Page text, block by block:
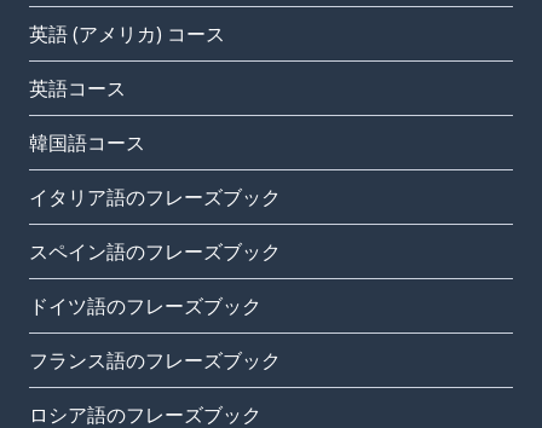
英語 (アメリカ) コース
英語コース
韓国語コース
イタリア語のフレーズブック
スペイン語のフレーズブック
ドイツ語のフレーズブック
フランス語のフレーズブック
ロシア語のフレーズブック